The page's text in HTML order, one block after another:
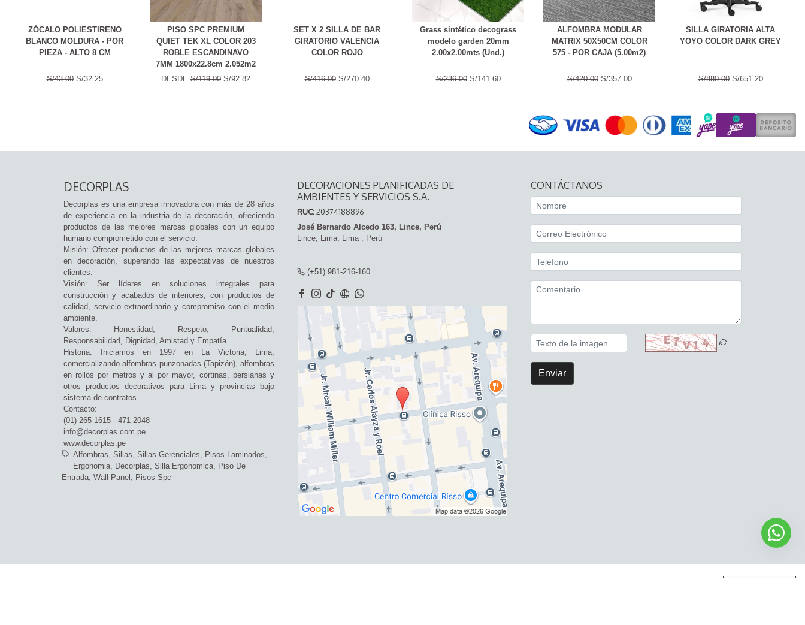
ZÓCALO POLIESTIRENO
BLANCO MOLDURA - POR
PIEZA - ALTO 8 CM
S/43.00S/32.25
PISO SPC PREMIUM
QUIET TEK XL COLOR 203
ROBLE ESCANDINAVO
7MM 1800x22.8cm 2.052m2
DESDE S/119.00 S/92.82
SET X 2 SILLA DE BAR
GIRATORIO VALENCIA
COLOR ROJO
S/416.00S/270.40
Grass sintético decograss
modelo garden 20mm
2.00x2.00mts (Und.)
S/236.00S/141.60
ALFOMBRA MODULAR
MATRIX 50X50CM COLOR
575 - POR CAJA (5.00m2)
S/420.00S/357.00
SILLA GIRATORIA ALTA
YOYO COLOR DARK GREY
S/880.00S/651.20
DECORPLAS
Decorplas es una empresa innovadora con más de 28 años
de experiencia en la industria de la decoración, ofreciendo
productos de las mejores marcas globales con un equipo
humano comprometido con el servicio.
Misión: Ofrecer productos de las mejores marcas globales
en decoración, superando las expectativas de nuestros
clientes.
Visión: Ser líderes en soluciones integrales para
construcción y acabados de interiores, con productos de
calidad, servicio extraordinario y compromiso con el medio
ambiente.
Valores: Honestidad, Respeto, Puntualidad,
Responsabilidad, Dignidad, Amistad y Empatía.
Historia: Iniciamos en 1997 en La Victoria, Lima,
comercializando alfombras punzonadas (Tapizón), alfombras
en rollos por metros y al por mayor, cortinas, persianas y
otros productos decorativos para Lima y provincias bajo
sistema de contratos.
Contacto:
(01) 265 1615 - 471 2048
info@decorplas.com.pe
www.decorplas.pe
Alfombras
Sillas Sillas Gerenciales
Pisos Laminados
Ergonomia
Decorplas Silla Ergonomica
Piso De
Entrada Wall Panel Pisos Spc
DECORACIONES PLANIFICADAS DE
AMBIENTES Y SERVICIOS S.A.
RUC:20374188896
José Bernardo Alcedo 163, Lince, Perú
Lince, Lima, Lima , Perú
(+51) 981-216-160
CONTÁCTANOS
Enviar